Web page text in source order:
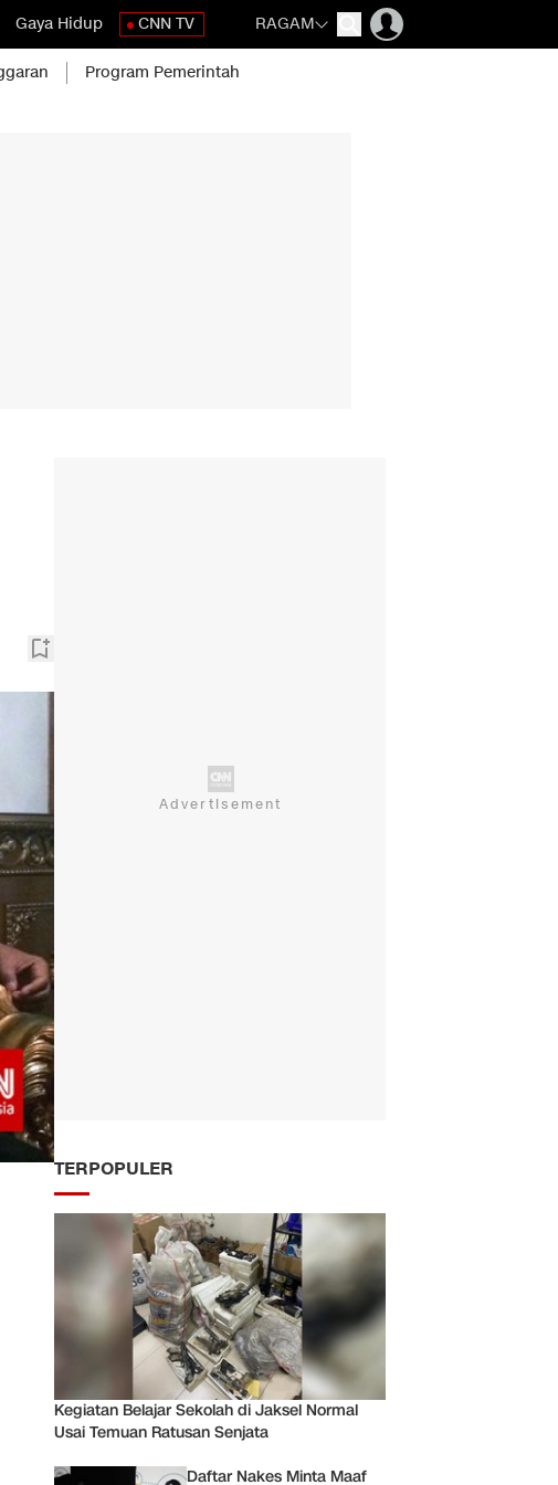
Gaya Hidup CNN TV RAGAM
Program Pemerintah
TERPOPULER
Kegiatan Belajar Sekolah di Jaksel Normal
Usai Temuan Ratusan Senjata
Daftar Nakes Minta Maaf